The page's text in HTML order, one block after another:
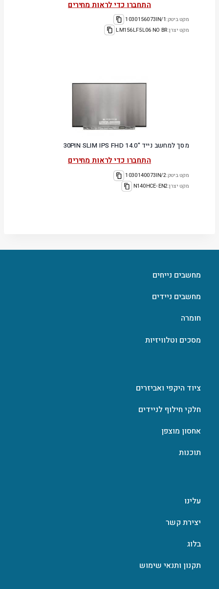
התחברו כדי לראות מחירים
מקט ביטק:1030156073IN/1
מקט יצרן:LM156LF5L06 NO BR
מסך למחשב נייד "14.0 30PIN SLIM IPS FHD
התחברו כדי לראות מחירים
מקט ביטק:1030140073IN/2
מקט יצרן:N140HCE-EN2
מחשבים נייחים
מחשבים ניידים
חומרה
מסכים וטלוויזיות
ציוד היקפי ואביזרים
חלקי חילוף לניידים
אחסון מוצפן
תוכנות
עלינו
יצירת קשר
בלוג
תקנון ותנאי שימוש